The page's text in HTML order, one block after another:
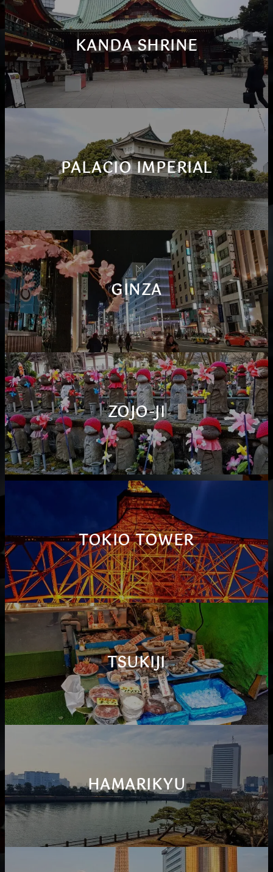
KANDA SHRINE
PALACIO IMPERIAL
GINZA
ZOJO-JI
TOKIO TOWER
TSUKIJI
HAMARIKYU